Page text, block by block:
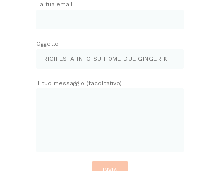
La tua email
Oggetto
Il tuo messaggio (facoltativo)